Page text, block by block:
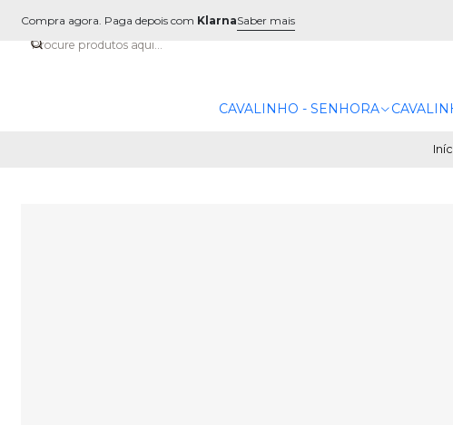
CAVALINHO - SENHORA
Compra agora. Paga depois com KlarnaSaber mais